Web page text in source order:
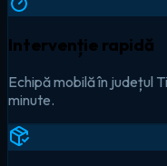
Intervenție rapidă
Echipă mobilă în județul
minute.